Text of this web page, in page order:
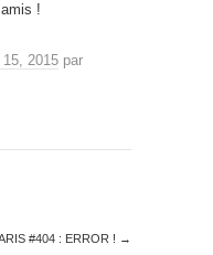
!
2015 par
#404 : ERROR ! →